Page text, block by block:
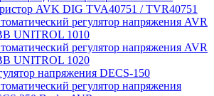
AVK DIG TVA40751 / TVR40751
регулятор напряжения AVR
UNITROL 1010
регулятор напряжения AVR
UNITROL 1020
напряжения DECS-150
регулятор напряжения